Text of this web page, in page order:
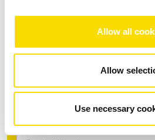
Allow all
Allow
Use necessary
Kontinent/Region *